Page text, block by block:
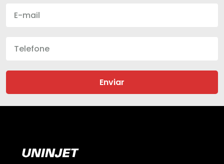
Enviar